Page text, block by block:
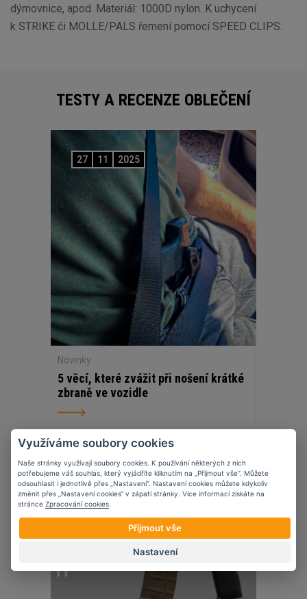
dýmovnice, apod. Materiál: 1000D nylon. K uchycení
k STRIKE či MOLLE/PALS řemení pomocí SPEED CLIPS.
TESTY A RECENZE OBLEČENÍ
27 11 2025
Novinky
5 věcí, které zvážit při nošení krátké
zbraně ve vozidle
07 11 2023
Využíváme soubory cookies
Naše stránky využívají soubory cookies. K používání některých z nich
potřebujeme váš souhlas, který vyjádříte kliknutím na „Přijmout vše“. Můžete
odsouhlasit i jednotlivě přes „Nastavení“. Nastavení cookies můžete kdykoliv
změnit přes „Nastavení cookies“ v zápatí stránky. Více informací získáte na
stránce Zpracování cookies
Přijmout vše
Nastavení